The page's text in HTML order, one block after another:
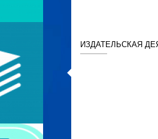
ИЗДАТЕЛЬСКАЯ